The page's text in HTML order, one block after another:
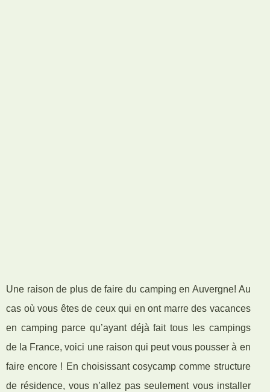
Une raison de plus de faire du camping en Auvergne! Au
cas où vous êtes de ceux qui en ont marre des vacances
en camping parce qu’ayant déjà fait tous les campings
de la France, voici une raison qui peut vous pousser à en
faire encore ! En choisissant cosycamp comme structure
de résidence, vous n’allez pas seulement vous installer